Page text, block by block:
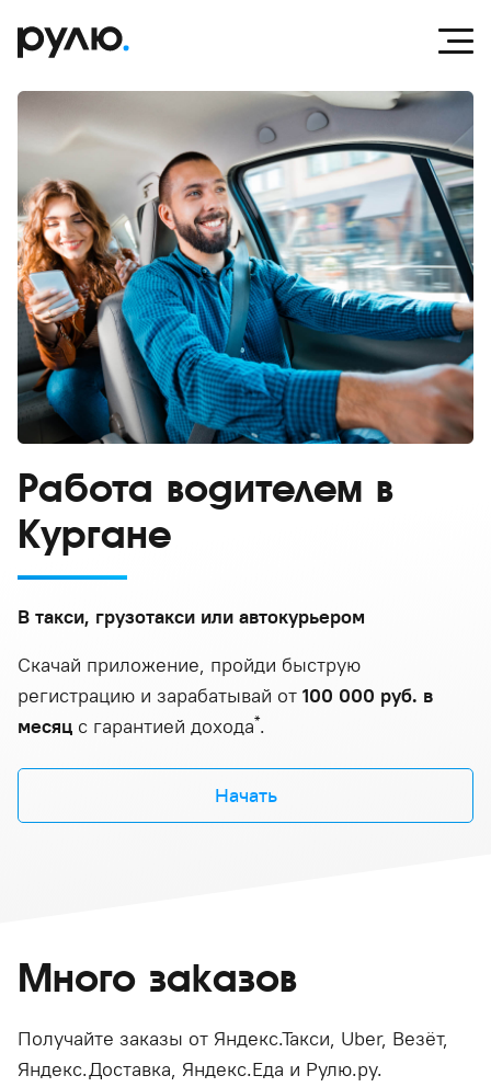
Работа водителем в
Кургане
В такси, грузотакси или автокурьером
Скачай приложение, пройди быструю
регистрацию и зарабатывай от 100 000 руб. в
месяц с гарантией дохода*.
Начать
Много заказов
Получайте заказы от Яндекс.Такси, Uber, Везёт,
Яндекс.Доставка, Яндекс.Еда и Рулю.ру.